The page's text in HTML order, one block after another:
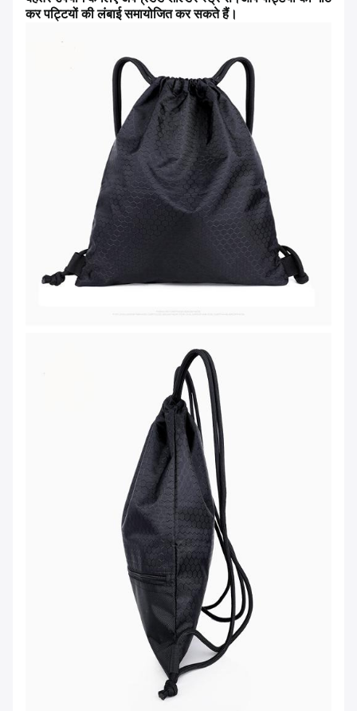
कर पट्टियों की लंबाई समायोजित कर सकते हैं।